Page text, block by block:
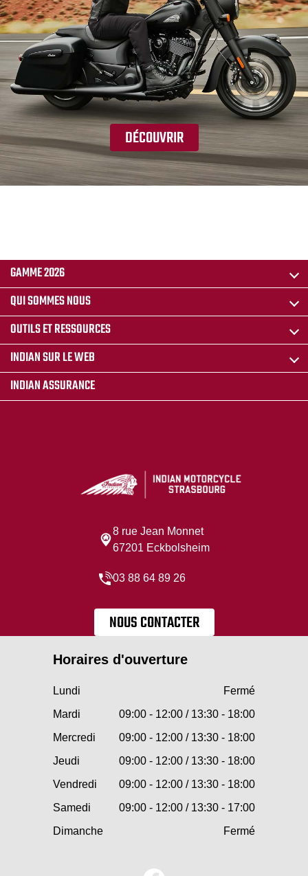
DÉCOUVRIR
GAMME 2026
QUI SOMMES NOUS
OUTILS ET RESSOURCES
INDIAN SUR LE WEB
INDIAN ASSURANCE
8 rue Jean Monnet
67201 Eckbolsheim
03 88 64 89 26
NOUS CONTACTER
Horaires d'ouverture
Lundi
Fermé
Mardi
09:00 - 12:00 / 13:30 - 18:00
Mercredi
09:00 - 12:00 / 13:30 - 18:00
Jeudi
09:00 - 12:00 / 13:30 - 18:00
Vendredi
09:00 - 12:00 / 13:30 - 18:00
Samedi
09:00 - 12:00 / 13:30 - 17:00
Dimanche
Fermé